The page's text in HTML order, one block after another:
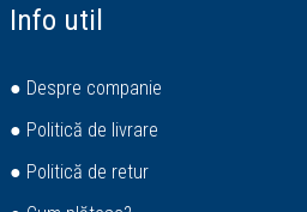
Info util
● Despre companie
● Politică de livrare
● Politică de retur